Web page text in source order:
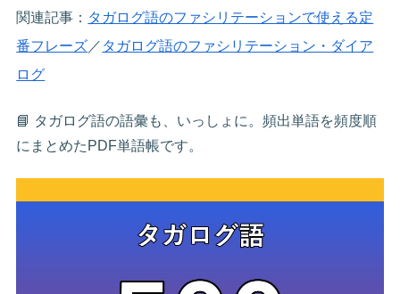
関連記事： タガログ語のファシリテーションで使える定
番フレーズ ／ タガログ語のファシリテーション・ダイア
ログ
📘 タガログ語の語彙も、いっしょに。頻出単語を頻度順
にまとめたPDF単語帳です。